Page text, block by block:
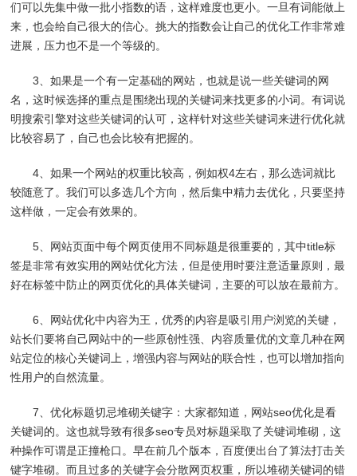
们可以先集中做一批小指数的语，这样难度也更小。一旦有词能做上
来，也会给自己很大的信心。挑大的指数会让自己的优化工作非常难
进展，压力也不是一个等级的。
3、如果是一个有一定基础的网站，也就是说一些关键词的网
名，这时候选择的重点是围绕出现的关键词来找更多的小词。有词说
明搜索引擎对这些关键词的认可，这样针对这些关键词来进行优化就
比较容易了，自己也会比较有把握的。
4、如果一个网站的权重比较高，例如权4左右，那么选词就比
较随意了。我们可以多选几个方向，然后集中精力去优化，只要坚持
这样做，一定会有效果的。
5、网站页面中每个网页使用不同标题是很重要的，其中title标
签是非常有效实用的网站优化方法，但是使用时要注意适量原则，最
好在标签中防止的网页优化的具体关键词，主要的可以放在最前方。
6、网站优化中内容为王，优秀的内容是吸引用户浏览的关键，
站长们要将自己网站中的一些原创性强、内容质量优的文章几种在网
站定位的核心关键词上，增强内容与网站的联合性，也可以增加指向
性用户的自然流量。
7、优化标题切忌堆砌关键字：大家都知道，网站seo优化是看
关键词的。这也就导致有很多seo专员对标题采取了关键词堆砌，这
种操作可谓是正撞枪口。早在前几个版本，百度便出台了算法打击关
键字堆砌。而且过多的关键字会分散网页权重，所以堆砌关键词的错